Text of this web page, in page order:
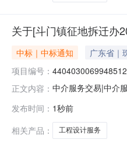
关于[斗门镇征地拆迁办
中标｜中标通知
广东省｜
项目编号：
正文内容： 中介服务交易|中介
《关于进一步加强
优选
发布时间： 1秒前
相关产品：
工程设计服务